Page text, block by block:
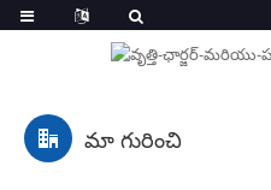
మా గురించి